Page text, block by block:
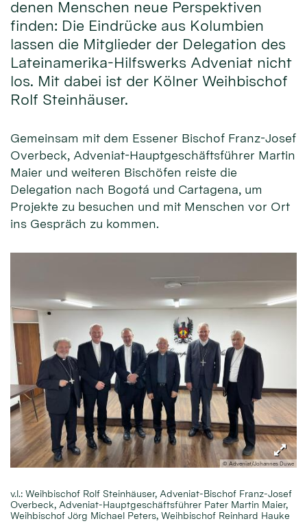
denen Menschen neue Perspektiven
finden: Die Eindrücke aus Kolumbien
lassen die Mitglieder der Delegation des
Lateinamerika-Hilfswerks Adveniat nicht
los. Mit dabei ist der Kölner Weihbischof
Rolf Steinhäuser.
Gemeinsam mit dem Essener Bischof Franz-Josef
Overbeck, Adveniat-Hauptgeschäftsführer Martin
Maier und weiteren Bischöfen reiste die
Delegation nach Bogotá und Cartagena, um
Projekte zu besuchen und mit Menschen vor Ort
ins Gespräch zu kommen.
© Adveniat/Johannes Duwe
v.l.: Weihbischof Rolf Steinhäuser, Adveniat-Bischof Franz-Josef
Overbeck, Adveniat-Hauptgeschäftsführer Pater Martin Maier,
Weihbischof Jörg Michael Peters, Weihbischof Reinhard Hauke